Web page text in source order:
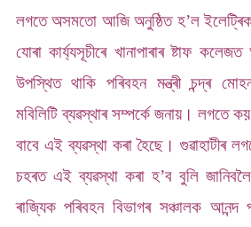
লগতে অসমতো আজি অনুষ্ঠিত হ’ল ইলেট্ৰিক
যোৰা কাৰ্য্যসূচীৰে খানাপাৰাৰ ষ্টাফ
উপস্থিত থাকি পৰিবহন মন্ত্ৰী চন্দ্ৰ
মবিলিটি ব্যৱস্থাৰ সম্পৰ্কে জনায়। লগতে
বাবে এই ব্যৱস্থা কৰা হৈছে। গুৱাহাটীৰ
চহৰত এই ব্যৱস্থা কৰা হ’ব বুলি
ৰাজ্যিক পৰিবহন বিভাগৰ সঞ্চালক আনন্দ